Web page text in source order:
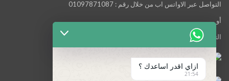
التواصل عبر الاواتس اب من خلال رقم : 01097871087
أو
التواصل معنا عبر مواقع التواصل الاجتماعي التالية :
ازاي اقدر اساعدك ؟
21:54